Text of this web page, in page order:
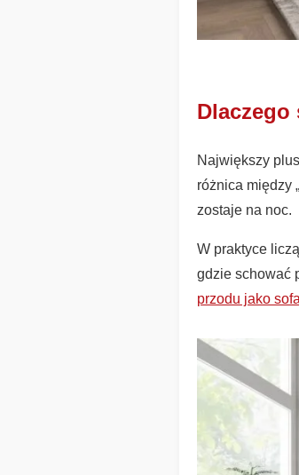
Dlaczego
Największy
różnica między
zostaje na noc.
W praktyce
gdzie schować
przodu jako